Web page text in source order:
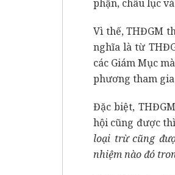
phận, châu lục
Vì thế, THĐGM
nghĩa là từ
các Giám Mục
phương tham
Đặc biệt,
hội cũng được
loại trừ cũng
nhiệm nào đó